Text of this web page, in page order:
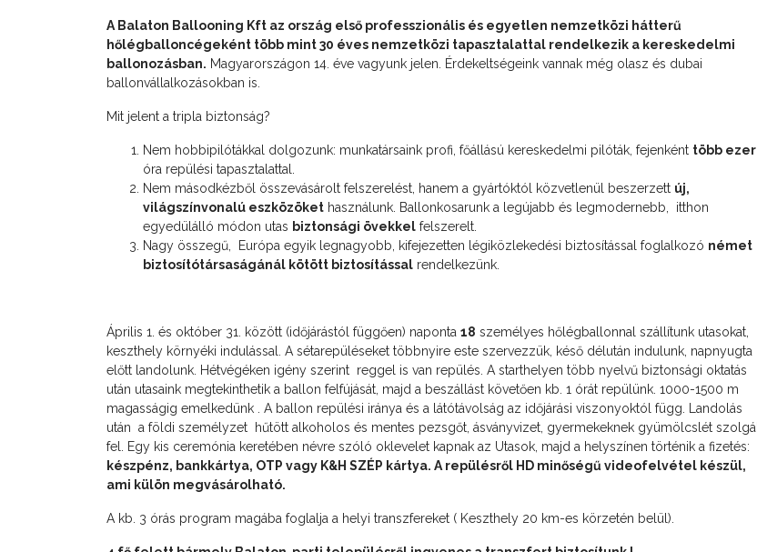
A Balaton Ballooning Kft az ország első professzionális és egyetlen nemzetközi hátterű
hőlégballoncégeként több mint 30 éves nemzetközi tapasztalattal rendelkezik a kereskedelmi
ballonozásban. Magyarországon 14. éve vagyunk jelen. Érdekeltségeink vannak még olasz és dubai
ballonvállalkozásokban is.
Mit jelent a tripla biztonság?
Nem hobbipilótákkal dolgozunk: munkatársaink profi, főállású kereskedelmi pilóták, fejenként több ezer
óra repülési tapasztalattal.
Nem másodkézből összevásárolt felszerelést, hanem a gyártóktól közvetlenül beszerzett új,
világszínvonalú eszközöket használunk. Ballonkosarunk a legújabb és legmodernebb, itthon
egyedülálló módon utas biztonsági övekkel felszerelt.
Nagy összegű, Európa egyik legnagyobb, kifejezetten légiközlekedési biztosítással foglalkozó német
biztosítótársaságánál kötött biztosítással rendelkezünk.
Április 1. és október 31. között (időjárástól függően) naponta 18 személyes hőlégballonnal szállítunk utasokat,
keszthely környéki indulással. A sétarepüléseket többnyire este szervezzük, késő délután indulunk, napnyugta
előtt landolunk. Hétvégéken igény szerint reggel is van repülés. A starthelyen több nyelvű biztonsági oktatás
után utasaink megtekinthetik a ballon felfújását, majd a beszállást követően kb. 1 órát repülünk. 1000-1500 m
magasságig emelkedünk . A ballon repülési iránya és a látótávolság az időjárási viszonyoktól függ. Landolás
után a földi személyzet hűtött alkoholos és mentes pezsgőt, ásványvizet, gyermekeknek gyümölcslét szolgál
fel. Egy kis ceremónia keretében névre szóló oklevelet kapnak az Utasok, majd a helyszínen történik a fizetés:
készpénz, bankkártya, OTP vagy K&H SZÉP kártya. A repülésről HD minőségű videofelvétel készül,
ami külön megvásárolható.
A kb. 3 órás program magába foglalja a helyi transzfereket ( Keszthely 20 km-es körzetén belül).